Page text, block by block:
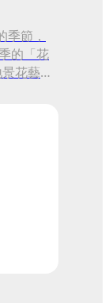
節，
的「花
花藝設